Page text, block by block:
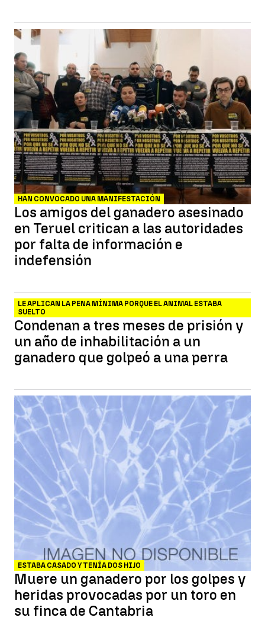
HAN CONVOCADO UNA MANIFESTACIÓN
Los amigos del ganadero asesinado
en Teruel critican a las autoridades
por falta de información e
indefensión
LE APLICAN LA PENA MÍNIMA PORQUE EL ANIMAL ESTABA
SUELTO
Condenan a tres meses de prisión y
un año de inhabilitación a un
ganadero que golpeó a una perra
ESTABA CASADO Y TENÍA DOS HIJO
Muere un ganadero por los golpes y
heridas provocadas por un toro en
su finca de Cantabria